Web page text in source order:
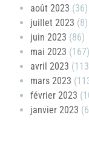
août 2023 (36)
juillet 2023 (8)
juin 2023 (86)
mai 2023 (167)
avril 2023
mars 2023
février 2023
janvier 2023